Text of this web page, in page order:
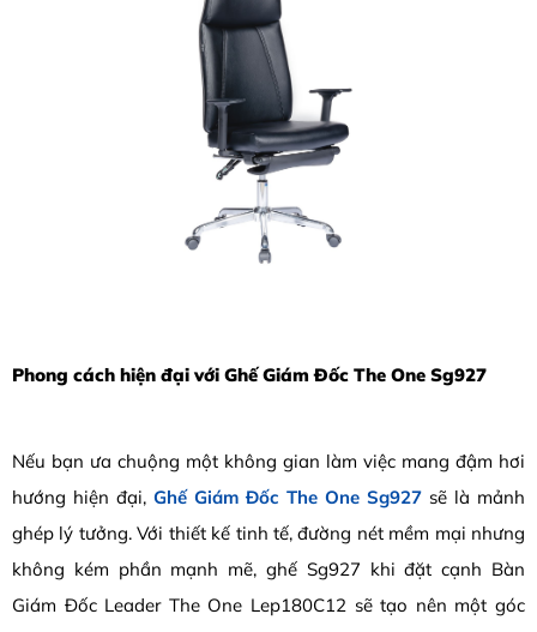
Phong cách hiện đại với Ghế Giám Đốc The One Sg927
Nếu bạn ưa chuộng một không gian làm việc mang đậm hơi
hướng hiện đại, Ghế Giám Đốc The One Sg927 sẽ là mảnh
ghép lý tưởng. Với thiết kế tinh tế, đường nét mềm mại nhưng
không kém phần mạnh mẽ, ghế Sg927 khi đặt cạnh Bàn
Giám Đốc Leader The One Lep180C12 sẽ tạo nên một góc